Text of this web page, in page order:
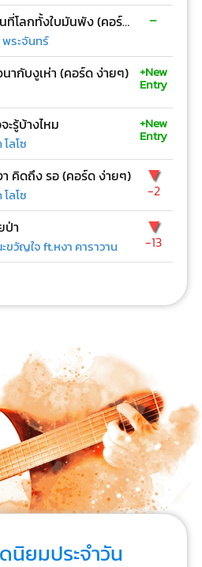
ก่อนที่โลกทั้งใบมันพัง (คอร์ด ง่ายๆ)
พระจันทร์
-
นากับงูเห่า (คอร์ด ง่ายๆ) +New
Entry
ะรู้บ้างไหม
โลโซ
+New
Entry
า คิดถึง รอ (คอร์ด ง่ายๆ)
โลโซ
▼
-2
ป่า
ขวัญใจ ft.หงา คาราวาน
▼
-13
นิยมประจำวัน